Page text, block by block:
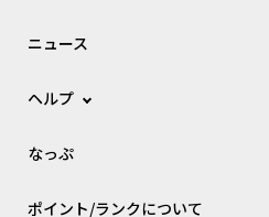
ニュース
ヘルプ
なっぷ
ポイント/ランクについて